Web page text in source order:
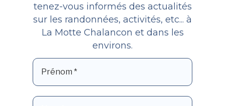
tenez-vous informés des actualités
sur les randonnées, activités, etc... à
La Motte Chalancon et dans les
environs.